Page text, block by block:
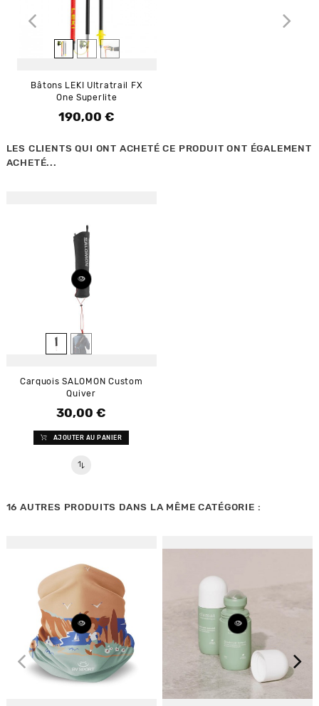
Bâtons LEKI Ultratrail FX
One Superlite
Prix
190,00 €
LES CLIENTS QUI ONT ACHETÉ CE PRODUIT ONT ÉGALEMENT
ACHETÉ...
Carquois SALOMON Custom
Quiver
Prix
30,00 €
AJOUTER AU PANIER
16 AUTRES PRODUITS DANS LA MÊME CATÉGORIE :